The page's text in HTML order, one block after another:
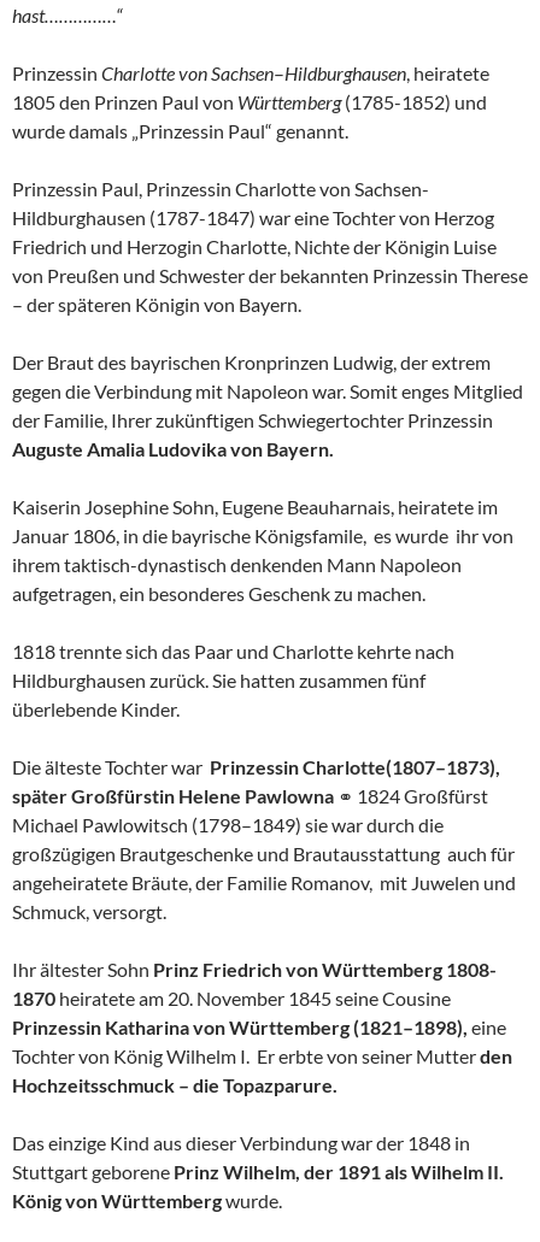
hast……………“
Prinzessin Charlotte von Sachsen–Hildburghausen, heiratete
1805 den Prinzen Paul von Württemberg(1785-1852) und
wurde damals „Prinzessin Paul“ genannt.
Prinzessin Paul, Prinzessin Charlotte von Sachsen-
Hildburghausen (1787-1847) war eine Tochter von Herzog
Friedrich und Herzogin Charlotte, Nichte der Königin Luise
von Preußen und Schwester der bekannten Prinzessin Therese
– der späteren Königin von Bayern.
Der Braut des bayrischen Kronprinzen Ludwig, der extrem
gegen die Verbindung mit Napoleon war. Somit enges Mitglied
der Familie, Ihrer zukünftigen Schwiegertochter Prinzessin
Auguste Amalia Ludovika von Bayern.
Kaiserin Josephine Sohn, Eugene Beauharnais, heiratete im
Januar 1806, in die bayrische Königsfamile, es wurde ihr von
ihrem taktisch-dynastisch denkenden Mann Napoleon
aufgetragen, ein besonderes Geschenk zu machen.
1818 trennte sich das Paar und Charlotte kehrte nach
Hildburghausen zurück. Sie hatten zusammen fünf
überlebende Kinder.
Die älteste Tochter war Prinzessin Charlotte(1807–1873),
später Großfürstin Helene Pawlowna ⚭ 1824 Großfürst
Michael Pawlowitsch (1798–1849) sie war durch die
großzügigen Brautgeschenke und Brautausstattung auch für
angeheiratete Bräute, der Familie Romanov, mit Juwelen und
Schmuck, versorgt.
Ihr ältester Sohn Prinz Friedrich von Württemberg 1808-
1870 heiratete am 20. November 1845 seine Cousine
Prinzessin Katharina von Württemberg (1821–1898), eine
Tochter von König Wilhelm I. Er erbte von seiner Mutterden
Hochzeitsschmuck – die Topazparure.
Das einzige Kind aus dieser Verbindung war der 1848 in
Stuttgart geborene Prinz Wilhelm, der 1891 als Wilhelm II.
König von Württembergwurde.